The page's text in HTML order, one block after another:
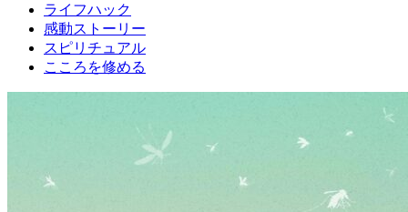
ライフハック
感動ストーリー
スピリチュアル
こころを修める